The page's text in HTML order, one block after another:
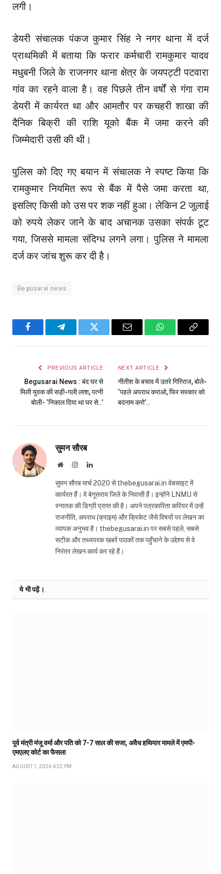
लगी।
डेयरी संचालक पंकज कुमार सिंह ने नगर थाना में दर्ज
प्राथमिकी में बताया कि फरार कर्मचारी रामकुमार यादव
मधुबनी जिले के राजनगर थाना क्षेत्र के जयपट्टी पटवारा
गांव का रहने वाला है। वह पिछले तीन वर्षों से गंगा राम
डेयरी में कार्यरत था और आमतौर पर कचहरी शाखा की
दैनिक बिक्री की राशि यूको बैंक में जमा करने की
जिम्मेदारी उसी की थी।
पुलिस को दिए गए बयान में संचालक ने स्पष्ट किया कि
रामकुमार नियमित रूप से बैंक में पैसे जमा करता था,
इसलिए किसी को उस पर शक नहीं हुआ। लेकिन 2 जुलाई
को रुपये लेकर जाने के बाद अचानक उसका संपर्क टूट
गया, जिससे मामला संदिग्ध लगने लगा। पुलिस ने मामला
दर्ज कर जांच शुरू कर दी है।
Begusarai news
FacebookTelegramTwitter Email WhatsAppCopy
PREVIOUS ARTICLE
Begusarai News : बंद घर से
मिली युवक की सड़ी-गली लाश, पत्नी
बोली- ‘निकाल दिया था घर से..’
NEXT ARTICLE
नीतीश के बचाव में उतरे गिरिराज, बोले-
‘पहले अपराध कराओ, फिर सरकार को
बदनाम करो’..
सुमन सौरब
WebsiteInstagramLinkedIn
सुमन सौरब मार्च 2020 से thebegusarai.in वेबसाइट में
कार्यरत हैं। वे बेगूसराय जिले के निवासी हैं। इन्होंने LNMU से
स्नातक की डिग्री प्राप्त की है। अपने पत्रकारिता करियर में उन्हें
राजनीति, अपराध (क्राइम) और क्रिकेट जैसे विषयों पर लेखन का
व्यापक अनुभव है। thebegusarai.in पर सबसे पहले, सबसे
सटीक और तथ्यपरक खबरें पाठकों तक पहुँचाने के उद्देश्य से वे
निरंतर लेखन कार्य कर रहे हैं।
ये भी पढ़ें।
पूर्व मंत्री मंजू वर्मा और पति को 7-7 साल की सजा, अवैध हथियार मामले में एमपी-
एमएलए कोर्ट का फैसला
AUGUST 1, 2026 6:22 PM